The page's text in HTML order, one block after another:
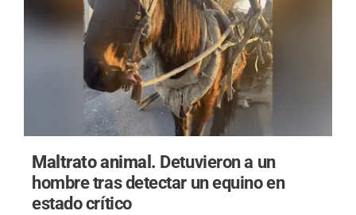
Maltrato animal. Detuvieron a un
hombre tras detectar un equino en
estado crítico